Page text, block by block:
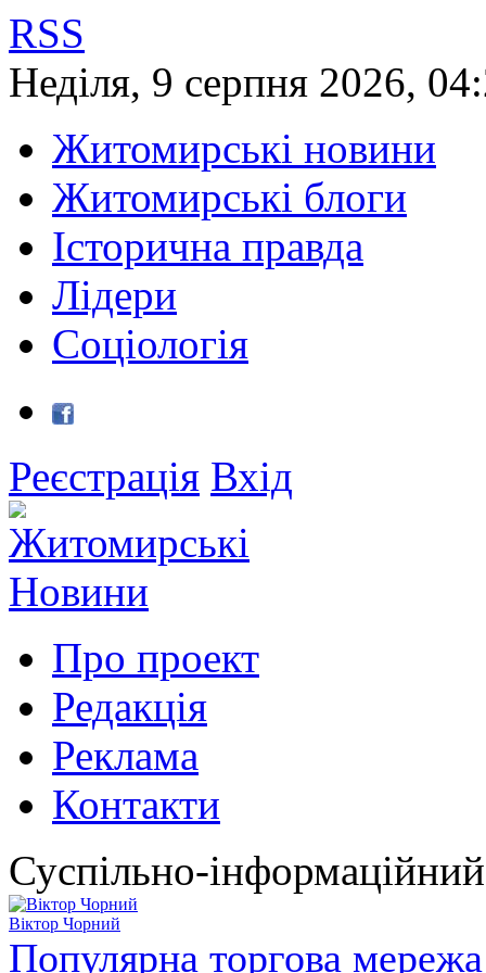
RSS
Неділя, 9 серпня 2026,
Житомирські новини
Житомирські блоги
Історична правда
Лідери
Соціологія
Реєстрація Вхід
Про проект
Редакція
Реклама
Контакти
Суспільно-
Віктор Чорний
Популярна торгова